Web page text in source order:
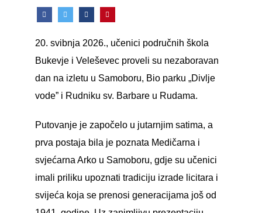
svibnja 2026., učenici područnih škola
Bukevje i Veleševec proveli su nezaboravan
dan na izletu u Samoboru, Bio parku „Divlje
vode” i Rudniku sv. Barbare u Rudama.
Putovanje je započelo u jutarnjim satima, a
prva postaja bila je poznata Medičarna i
svjećarna Arko u Samoboru, gdje su učenici
imali priliku upoznati tradiciju izrade licitara i
svijeća koja se prenosi generacijama još od